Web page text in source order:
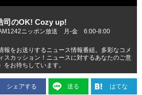
司のOK! Cozy up!
ニッポン放送 月-金 6:00-8:00
報をお送りするニュース情報番組。多彩なコメ
スカッション！ニュースに対するあなたのご意
をお待ちしています。
シェアする 送る はてな